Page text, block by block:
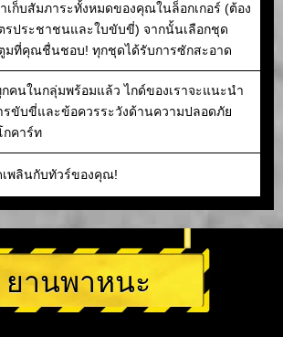
เก็บสัมภาระทั้งหมดของคุณในล็อกเกอร์ (ต้อง
รประชาชนและใบขับขี่) จากนั้นเลือกชุด
มที่คุณชื่นชอบ! ทุกชุดได้รับการซักสะอาด
กคนในกลุ่มพร้อมแล้ว ไกด์ของเราจะแนะนำ
รขับขี่และข้อควรระวังด้านความปลอดภัย
กคาร์ท
เพลินกับทัวร์ของคุณ!
ยานพาหนะ